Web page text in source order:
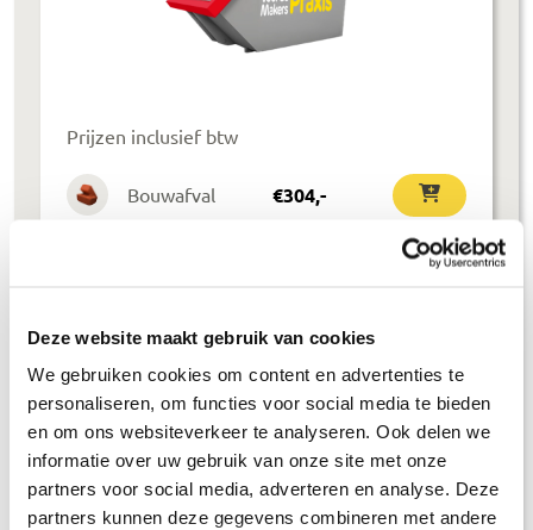
Deze website maakt gebruik van cookies
We gebruiken cookies om content en advertenties te
personaliseren, om functies voor social media te bieden
en om ons websiteverkeer te analyseren. Ook delen we
informatie over uw gebruik van onze site met onze
partners voor social media, adverteren en analyse. Deze
partners kunnen deze gegevens combineren met andere
Prijzen inclusief btw
Bouwafval €304,-
Groenafval €194,-
Grofvuil €304,-
Dakafval €694,-
Grondafval €364,-